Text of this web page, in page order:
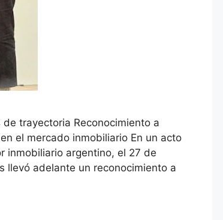
trayectoria Reconocimiento a
el mercado inmobiliario En un acto
inmobiliario argentino, el 27 de
llevó adelante un reconocimiento a